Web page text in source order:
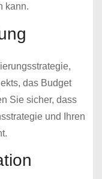
kann.
das Budget
Sie sicher, dass
und Ihren